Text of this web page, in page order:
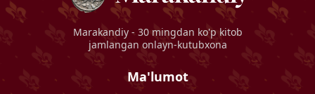
Marakandiy - 30 mingdan ko'p kitob
jamlangan onlayn-kutubxona
Ma'lumot